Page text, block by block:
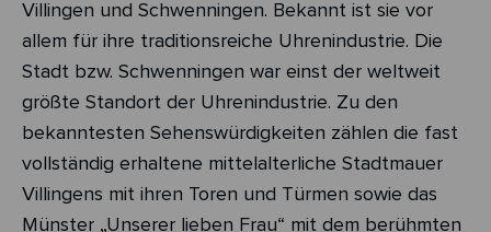
Villingen und Schwenningen. Bekannt ist sie vor
allem für ihre traditionsreiche Uhrenindustrie. Die
Stadt bzw. Schwenningen war einst der weltweit
größte Standort der Uhrenindustrie. Zu den
bekanntesten Sehenswürdigkeiten zählen die fast
vollständig erhaltene mittelalterliche Stadtmauer
Villingens mit ihren Toren und Türmen sowie das
Münster „Unserer lieben Frau“ mit dem berühmten